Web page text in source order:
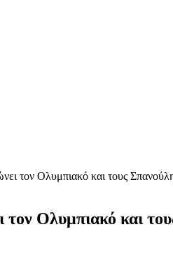
τον Ολυμπιακό και τους
Ολυμπιακό και